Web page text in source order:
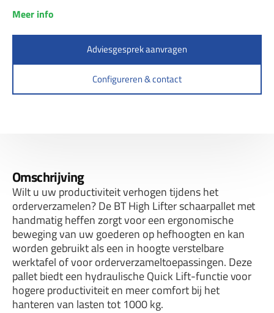
Meer info
Adviesgesprek aanvragen
Configureren & contact
Omschrijving
Wilt u uw productiviteit verhogen tijdens het
orderverzamelen? De BT High Lifter schaarpallet met
handmatig heffen zorgt voor een ergonomische
beweging van uw goederen op hefhoogten en kan
worden gebruikt als een in hoogte verstelbare
werktafel of voor orderverzameltoepassingen. Deze
pallet biedt een hydraulische Quick Lift-functie voor
hogere productiviteit en meer comfort bij het
hanteren van lasten tot 1000 kg.